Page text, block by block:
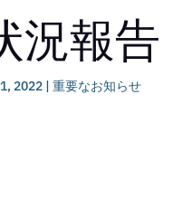
況報告
2022 | 重要なお知らせ